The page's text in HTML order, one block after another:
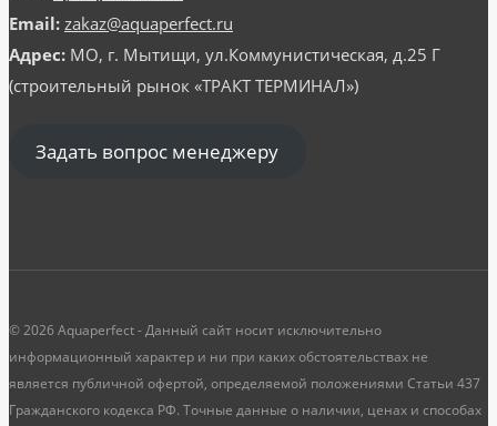
Email: zakaz@aquaperfect.ru
Адрес: МО, г. Мытищи, ул.Коммунистическая, д.25 Г
(строительный рынок «ТРАКТ ТЕРМИНАЛ»)
Задать вопрос менеджеру
© 2026 Aquaperfect - Данный сайт носит исключительно
информационный характер и ни при каких обстоятельствах не
является публичной офертой, определяемой положениями Статьи 437
Гражданского кодекса РФ. Точные данные о наличии, ценах и способах